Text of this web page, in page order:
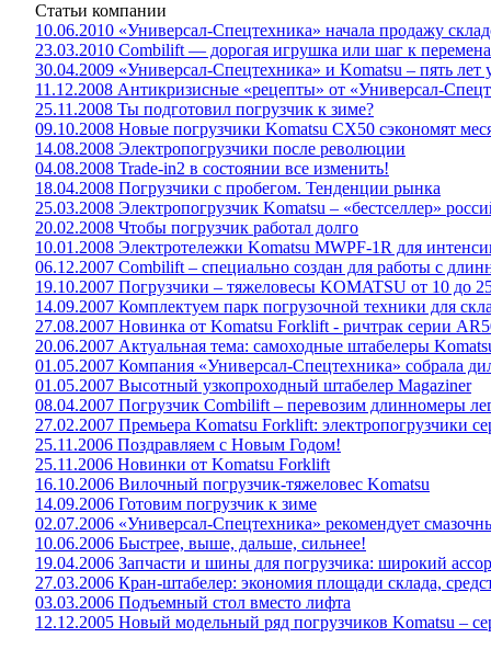
Статьи компании
10.06.2010 «Универсал-Спецтехника» начала продажу
23.03.2010 Combilift — дорогая игрушка или шаг к
30.04.2009 «Универсал-Спецтехника» и Komatsu – пять
11.12.2008 Антикризисные «рецепты» от «Универсал-
25.11.2008 Ты подготовил погрузчик к зиме?
09.10.2008 Новые погрузчики Komatsu CX50 сэкономят
14.08.2008 Электропогрузчики после революции
04.08.2008 Trade-in2 в состоянии все изменить!
18.04.2008 Погрузчики с пробегом. Тенденции рынка
25.03.2008 Электропогрузчик Komatsu – «бестселлер»
20.02.2008 Чтобы погрузчик работал долго
10.01.2008 Электротележки Komatsu MWPF-1R для
06.12.2007 Combilift – специально создан для работы с
19.10.2007 Погрузчики – тяжеловесы KOMATSU от 10 до
14.09.2007 Комплектуем парк погрузочной техники для
27.08.2007 Новинка от Komatsu Forklift - ричтрак серии
20.06.2007 Актуальная тема: самоходные штабелеры
01.05.2007 Компания «Универсал-Спецтехника» собрала
01.05.2007 Высотный узкопроходный штабелер Magaziner
08.04.2007 Погрузчик Combilift – перевозим длинномеры
27.02.2007 Премьера Komatsu Forklift: электропогрузчики
25.11.2006 Поздравляем с Новым Годом!
25.11.2006 Новинки от Komatsu Forklift
16.10.2006 Вилочный погрузчик-тяжеловес Komatsu
14.09.2006 Готовим погрузчик к зиме
02.07.2006 «Универсал-Спецтехника» рекомендует
10.06.2006 Быстрее, выше, дальше, сильнее!
19.04.2006 Запчасти и шины для погрузчика: широкий
27.03.2006 Кран-штабелер: экономия площади склада,
03.03.2006 Подъемный стол вместо лифта
12.12.2005 Новый модельный ряд погрузчиков Komatsu –